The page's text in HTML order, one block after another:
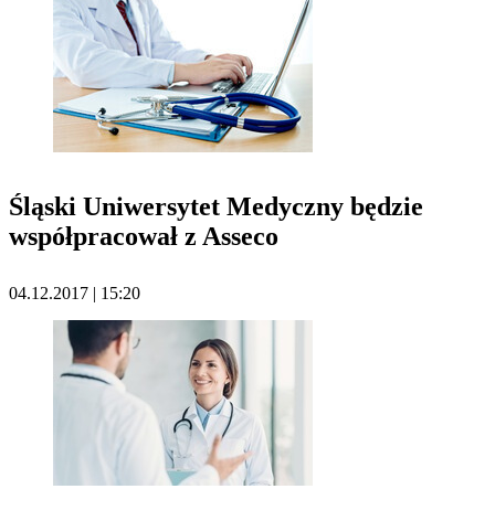
Śląski Uniwersytet Medyczny będzie
współpracował z Asseco
04.12.2017 | 15:20